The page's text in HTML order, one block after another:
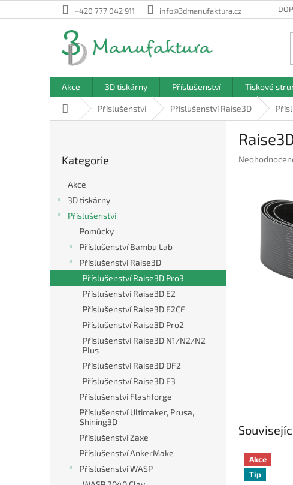
na
+420 777 042 911 info@3dmanufaktura.cz
Akce 3D tiskárny Příslušenství Tiskové
Domů Příslušenství Příslušenství Raise3D
n
e
kategorie
Kategorie
Akce
3D tiskárny
Příslušenství
Pomůcky
Příslušenství Bambu Lab
Příslušenství Raise3D
Příslušenství Raise3D Pro3
Příslušenství Raise3D E2
Příslušenství Raise3D E2CF
Příslušenství Raise3D Pro2
Příslušenství Raise3D N1/N2/N2
Plus
Příslušenství Raise3D DF2
Příslušenství Raise3D E3
Příslušenství Flashforge
Příslušenství Ultimaker, Prusa,
Shining3D
Příslušenství Zaxe
Příslušenství AnkerMake
Příslušenství WASP
Průměrné
Akce
Tip